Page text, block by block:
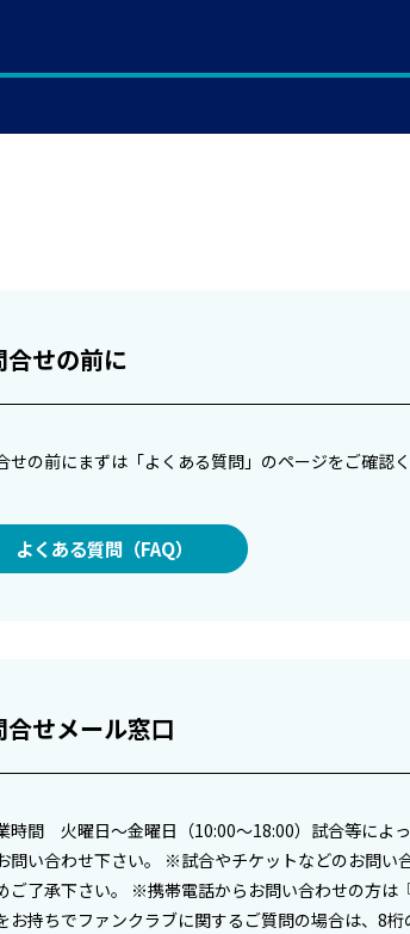
合せの前に
せの前にまずは「よくある質問」のページをご確認く
よくある質問（FAQ）
合せメール窓口
時間 火曜日〜金曜日（10:00〜18:00）試合等によ
問い合わせ下さい。 ※試合やチケットなどのお問
ご了承下さい。 ※携帯電話からお問い合わせの方
お持ちでファンクラブに関するご質問の場合は、8桁